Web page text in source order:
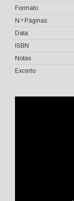
Formato
N.º Páginas
Data
ISBN
Notas
Excerto